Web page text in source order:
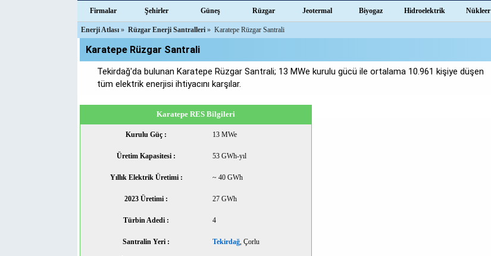
Firmalar Şehirler Güneş Rüzgar Jeotermal Biyogaz Hidroelektrik Nükleer
Enerji Atlası » Rüzgar Enerji Santralleri » Karatepe Rüzgar Santrali
Karatepe Rüzgar Santrali
Tekirdağ'da bulunan Karatepe Rüzgar Santrali; 13 MWe kurulu gücü ile ortalama 10.961 kişiye düşen
tüm elektrik enerjisi ihtiyacını karşılar.
Karatepe RES Bilgileri
Kurulu Güç : 13 MWe
Üretim Kapasitesi : 53 GWh-yıl
Yıllık Elektrik Üretimi : ~ 40 GWh
2023 Üretimi : 27 GWh
Türbin Adedi : 4
Santralin Yeri : Tekirdağ, Çorlu